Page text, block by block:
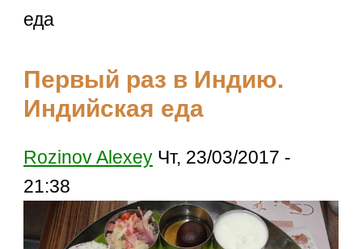
еда
Первый раз в Индию.
Индийская еда
Rozinov Alexey Чт, 23/03/2017 -
21:38